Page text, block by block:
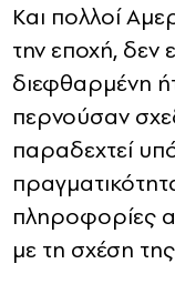
Και πολλοί
την εποχή, δεν
διεφθαρμένη
περνούσαν
παραδεχτεί
πληροφορίες
με τη σχέση